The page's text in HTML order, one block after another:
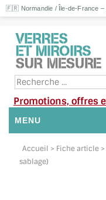
🇫🇷 Normandie / Île-de-France –
Promotions, offres
MENU
NOUS CONTACTER
Accueil > Fiche article
sablage)